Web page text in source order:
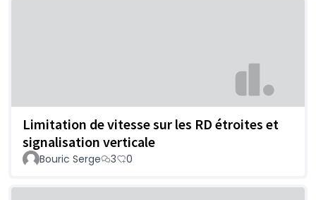
Limitation de vitesse sur les RD étroites et
signalisation verticale
Bouric Serge 3 0